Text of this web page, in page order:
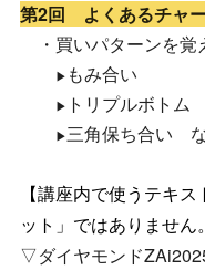
第2回 よくあるチャ
・買いパターンを覚
▶ もみ合い
▶ トリプルボトム
▶三角保ち合い
【講座内で使うテキ
ット」ではありません。
▽ダイヤモンド